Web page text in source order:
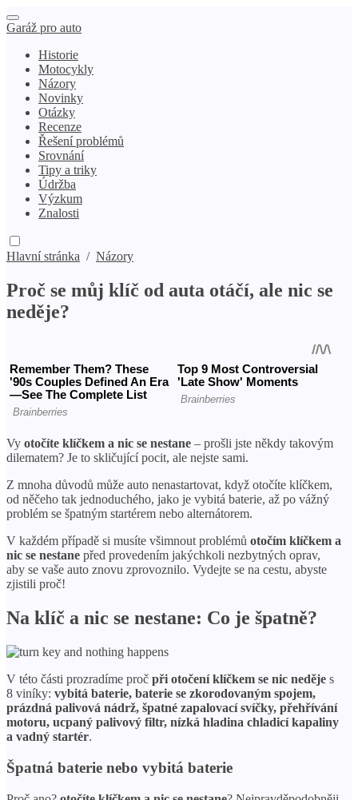
Garáž pro auto
Historie
Motocykly
Názory
Novinky
Otázky
Recenze
Řešení problémů
Srovnání
Tipy a triky
Údržba
Výzkum
Znalosti
Hlavní stránka / Názory
Proč se můj klíč od auta otáčí, ale nic se
neděje?
Vy otočíte klíčkem a nic se nestane – prošli jste někdy takovým
dilematem? Je to skličující pocit, ale nejste sami.
Z mnoha důvodů může auto nenastartovat, když otočíte klíčkem,
od něčeho tak jednoduchého, jako je vybitá baterie, až po vážný
problém se špatným startérem nebo alternátorem.
V každém případě si musíte všimnout problémů otočím klíčkem a
nic se nestane před provedením jakýchkoli nezbytných oprav,
aby se vaše auto znovu zprovoznilo. Vydejte se na cestu, abyste
zjistili proč!
Na klíč a nic se nestane: Co je špatně?
V této části prozradíme proč při otočení klíčkem se nic neděje s
8 viníky: vybitá baterie, baterie se zkorodovaným spojem,
prázdná palivová nádrž, špatné zapalovací svíčky, přehřívání
motoru, ucpaný palivový filtr, nízká hladina chladicí kapaliny
a vadný startér.
Špatná baterie nebo vybitá baterie